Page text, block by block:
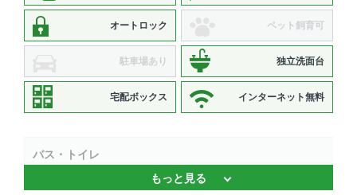
オートロック ペット飼育可
駐車場あり 独立洗面台
宅配ボックス インターネット無料
バス・トイレ
バストイレ別 、 独立洗面台 、 温水洗浄便座 、 浴室乾燥
もっと見る